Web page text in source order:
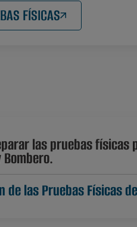
FÍSICAS
las pruebas físicas
de las Pruebas Físicas